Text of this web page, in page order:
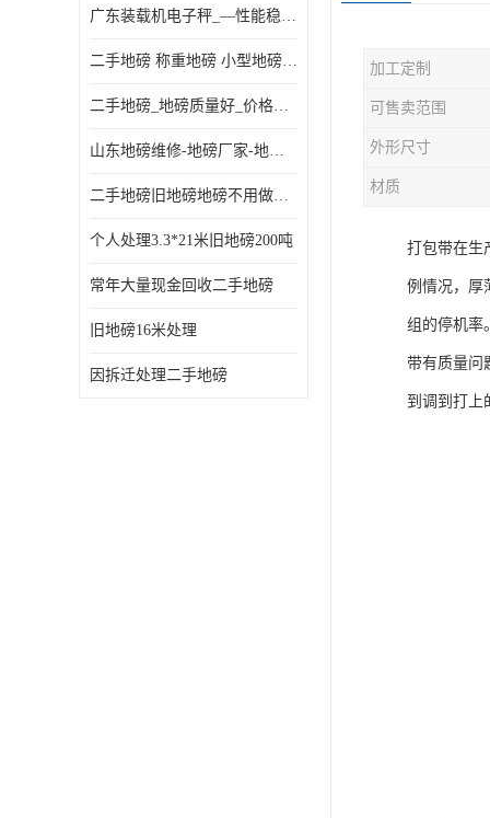
广东装载机电子秤_—性能稳定—操作简单—品质可靠
二手地磅 称重地磅 小型地磅 一百吨地磅
二手地磅_地磅质量好_价格便宜这里找【地磅行家】
山东地磅维修-地磅厂家-地磅价格-二手地磅
二手地磅旧地磅地磅不用做地基
个人处理3.3*21米旧地磅200吨
常年大量现金回收二手地磅
旧地磅16米处理
因拆迁处理二手地磅
加工定制
可售卖范围
外形尺寸
材质
打包带在生
例情况，厚
组的停机率
带有质量问
到调到打上